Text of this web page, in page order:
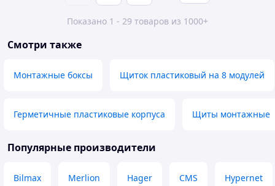
Показано 1 - 29 товаров из 1000+
Смотри также
Монтажные боксы Щиток пластиковый на 8 модулей
Герметичные пластиковые корпуса Щиты монтажные
Популярные производители
Bilmax Merlion Hager CMS Hypernet